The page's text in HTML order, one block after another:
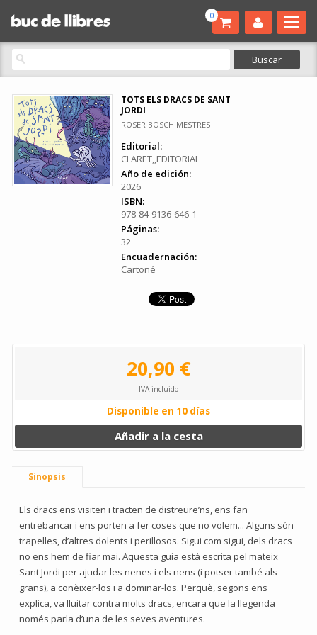
0
TOTS ELS DRACS DE SANT
JORDI
ROSER BOSCH MESTRES
Editorial:
CLARET,,EDITORIAL
Año de edición:
2026
ISBN:
978-84-9136-646-1
Páginas:
32
Encuadernación:
Cartoné
20,90 €
IVA incluido
Disponible en 10 días
Añadir a la cesta
Sinopsis
Els dracs ens visiten i tracten de distreure’ns, ens fan
entrebancar i ens porten a fer coses que no volem... Alguns són
trapelles, d’altres dolents i perillosos. Sigui com sigui, dels dracs
no ens hem de fiar mai. Aquesta guia està escrita pel mateix
Sant Jordi per ajudar les nenes i els nens (i potser també als
grans), a conèixer-los i a dominar-los. Perquè, segons ens
explica, va lluitar contra molts dracs, encara que la llegenda
només parla d’una de les seves aventures.